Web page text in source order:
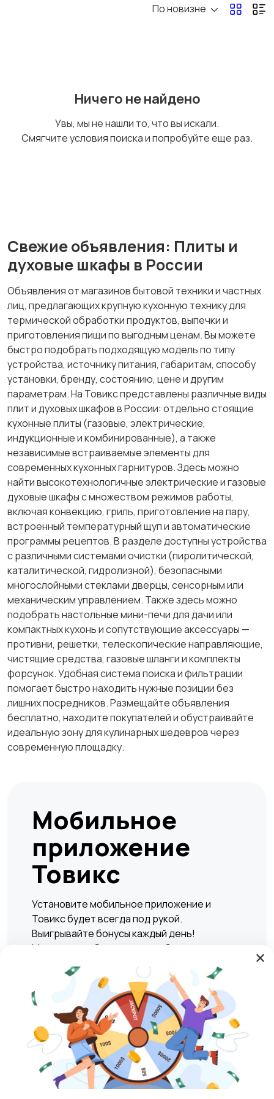
техника
смешивание
По новизне
Ничего не найдено
Увы, мы не нашли то, что вы искали.
Смягчите условия поиска и попробуйте еще раз.
Свежие объявления: Плиты и
духовые шкафы в России
Объявления от магазинов бытовой техники и частных
лиц, предлагающих крупную кухонную технику для
термической обработки продуктов, выпечки и
приготовления пищи по выгодным ценам. Вы можете
быстро подобрать подходящую модель по типу
устройства, источнику питания, габаритам, способу
установки, бренду, состоянию, цене и другим
параметрам. На Товикс представлены различные виды
плит и духовых шкафов в России: отдельно стоящие
кухонные плиты (газовые, электрические,
индукционные и комбинированные), а также
независимые встраиваемые элементы для
современных кухонных гарнитуров. Здесь можно
найти высокотехнологичные электрические и газовые
духовые шкафы с множеством режимов работы,
включая конвекцию, гриль, приготовление на пару,
встроенный температурный щуп и автоматические
программы рецептов. В разделе доступны устройства
с различными системами очистки (пиролитической,
каталитической, гидролизной), безопасными
многослойными стеклами дверцы, сенсорным или
механическим управлением. Также здесь можно
подобрать настольные мини-печи для дачи или
компактных кухонь и сопутствующие аксессуары —
противни, решетки, телескопические направляющие,
чистящие средства, газовые шланги и комплекты
форсунок. Удобная система поиска и фильтрации
помогает быстро находить нужные позиции без
лишних посредников. Размещайте объявления
бесплатно, находите покупателей и обустраивайте
идеальную зону для кулинарных шедевров через
современную площадку.
Мобильное
приложение
Товикс
Установите мобильное приложение и
Товикс будет всегда под рукой.
Выигрывайте бонусы каждый день!
Мгновенно и безопасно подбирать жилье,
сделки по покупке или продаже любых
товаров и услуг в любое удобное время.
Play Market RuStore
Магазины Блог О нас
×